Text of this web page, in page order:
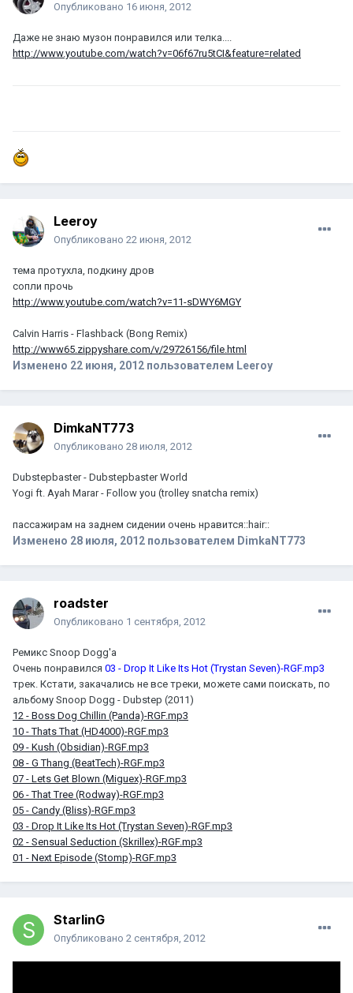
Опубликовано 16 июня, 2012
Даже не знаю музон понравился или телка....
http://www.youtube.com/watch?v=06f67ru5tCI&feature=related
Leeroy
Опубликовано 22 июня, 2012
тема протухла, подкину дров
сопли прочь
http://www.youtube.com/watch?v=11-sDWY6MGY
Calvin Harris - Flashback (Bong Remix)
http://www65.zippyshare.com/v/29726156/file.html
Изменено 22 июня, 2012 пользователем Leeroy
DimkaNT773
Опубликовано 28 июля, 2012
Dubstepbaster - Dubstepbaster World
Yogi ft. Ayah Marar - Follow you (trolley snatcha remix)
пассажирам на заднем сидении очень нравится::hair::
Изменено 28 июля, 2012 пользователем DimkaNT773
roadster
Опубликовано 1 сентября, 2012
Ремикс Snoop Dogg'а
Очень понравился 03 - Drop It Like Its Hot (Trystan Seven)-RGF.mp3
трек. Кстати, закачались не все треки, можете сами поискать, по
альбому Snoop Dogg - Dubstep (2011)
12 - Boss Dog Chillin (Panda)-RGF.mp3
10 - Thats That (HD4000)-RGF.mp3
09 - Kush (Obsidian)-RGF.mp3
08 - G Thang (BeatTech)-RGF.mp3
07 - Lets Get Blown (Miguex)-RGF.mp3
06 - That Tree (Rodway)-RGF.mp3
05 - Candy (Bliss)-RGF.mp3
03 - Drop It Like Its Hot (Trystan Seven)-RGF.mp3
02 - Sensual Seduction (Skrillex)-RGF.mp3
01 - Next Episode (Stomp)-RGF.mp3
StarlinG
Опубликовано 2 сентября, 2012